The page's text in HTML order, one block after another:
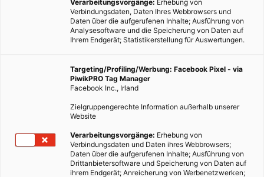
Verarbeitungsvorgänge: Erhebung von
Verbindungsdaten, Daten Ihres Webbrowsers und
Daten über die aufgerufenen Inhalte; Ausführung von
Analysesoftware und die Speicherung von Daten auf
Ihrem Endgerät; Statistikerstellung für Auswertungen.
Targeting/Profiling/Werbung: Facebook Pixel - via
PiwikPRO Tag Manager
Facebook Inc., Irland
Zielgruppengerechte Information außerhalb unserer
Website
Verarbeitungsvorgänge: Erhebung von
Verbindungsdaten und Daten ihres Webbrowsers;
Daten über die aufgerufenen Inhalte; Ausführung von
Drittanbietersoftware und Speicherung von Daten auf
ihrem Endgerät; Anreicherung von Werbenetzwerken;